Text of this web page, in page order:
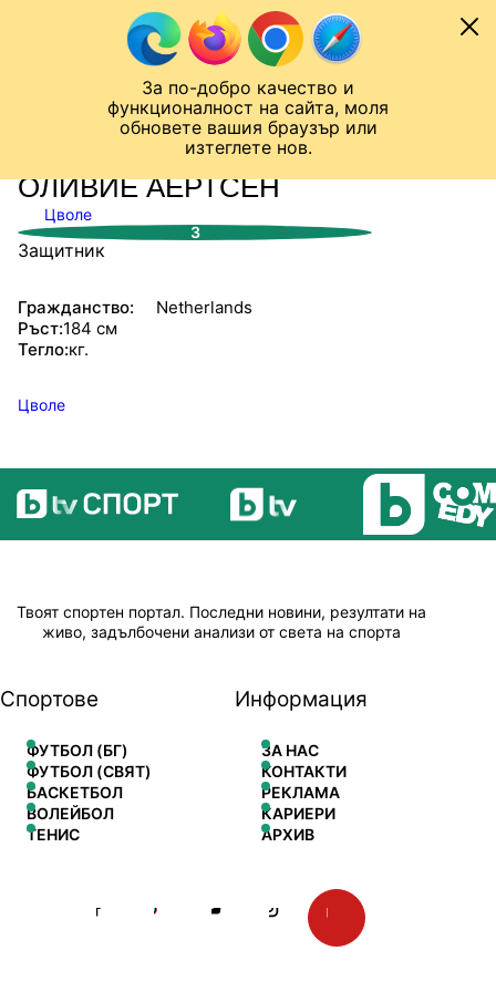
За по-добро качество и
функционалност на сайта, моля
обновете вашия браузър или
изтеглете нов.
Към съдържанието
Лига на Конференциите
СТАТИСТИКИ
ОЛИВИЕ АЕРТСЕН
Цволе
3
Защитник
Гражданство:
Netherlands
Ръст:184 см
Тегло:кг.
Цволе
Твоят спортен портал. Последни новини, резултати на
живо, задълбочени анализи от света на спорта
Спортове
ФУТБОЛ (БГ)
ФУТБОЛ (СВЯТ)
БАСКЕТБОЛ
ВОЛЕЙБОЛ
ТЕНИС
Информация
ЗА НАС
КОНТАКТИ
РЕКЛАМА
КАРИЕРИ
АРХИВ